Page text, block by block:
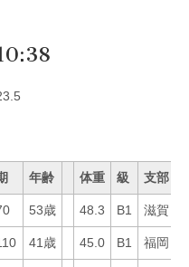
年齢 体重 級 支部
53歳 48.3 B1 滋賀
41歳 45.0 B1 福岡